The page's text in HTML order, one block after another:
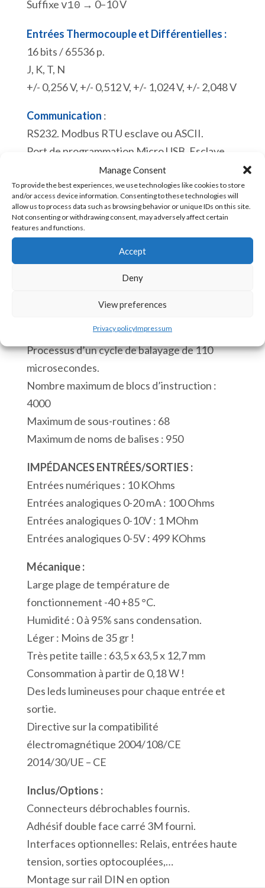
Manage Consent
To provide the best experiences, we use technologies like cookies to store
and/or access device information. Consenting to these technologies will
allow us to process data such as browsing behavior or unique IDs on this site.
Not consenting or withdrawing consent, may adversely affect certain
features and functions.
Accept
Deny
View preferences
Privacy policyImpressum
Suffixe v10 → 0–10 V
Entrées Thermocouple et Différentielles :
16 bits / 65536 p.
J, K, T, N
+/- 0,256 V, +/- 0,512 V, +/- 1,024 V, +/- 2,048 V
Communication :
RS232. Modbus RTU esclave ou ASCII.
Port de programmation Micro USB. Esclave
En stock
quantité
de
4
Entrées
Thermocouple
1
Port
RS232
Modbus/ASCII
1
Port
USB
Modbus
Ajouter au panier
ACE-3090c [85371091]
Horloge en temps réel.
Processus d’un cycle de balayage de 110
microsecondes.
Nombre maximum de blocs d’instruction :
4000
Maximum de sous-routines : 68
Maximum de noms de balises : 950
IMPÉDANCES ENTRÉES/SORTIES :
Entrées numériques : 10 KOhms
Entrées analogiques 0-20 mA : 100 Ohms
Entrées analogiques 0-10V : 1 MOhm
Entrées analogiques 0-5V : 499 KOhms
Mécanique :
Large plage de température de
fonctionnement -40 +85 °C.
Humidité : 0 à 95% sans condensation.
Léger : Moins de 35 gr !
Très petite taille : 63,5 x 63,5 x 12,7 mm
Consommation à partir de 0,18 W !
Des leds lumineuses pour chaque entrée et
sortie.
Directive sur la compatibilité
électromagnétique 2004/108/CE
2014/30/UE – CE
Inclus/Options :
Connecteurs débrochables fournis.
Adhésif double face carré 3M fourni.
Interfaces optionnelles: Relais, entrées haute
tension, sorties optocouplées,…
Montage sur rail DIN en option